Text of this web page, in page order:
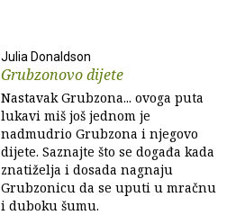
Julia Donaldson
Grubzonovo dijete
Nastavak Grubzona... ovoga puta
lukavi miš još jednom je
nadmudrio Grubzona i njegovo
dijete. Saznajte što se događa kada
znatiželja i dosada nagnaju
Grubzonicu da se uputi u mračnu
i duboku šumu.